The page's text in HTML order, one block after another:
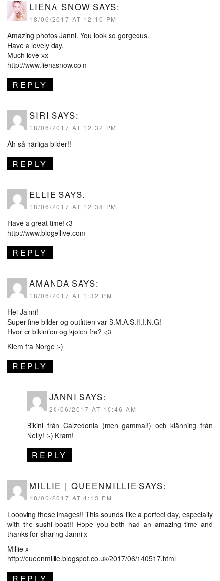
LIENA SNOW SAYS:
18/06/2017 AT 12:10 PM
Amazing photos Janni. You look so gorgeous.
Have a lovely day.
Much love xx
http://www.lienasnow.com
REPLY
SIRI SAYS:
18/06/2017 AT 12:32 PM
Åh så härliga bilder!!
REPLY
ELLIE SAYS:
18/06/2017 AT 12:38 PM
Have a great time!<3
http://www.blogellive.com
REPLY
AMANDA SAYS:
18/06/2017 AT 1:32 PM
Hei Janni!
Super fine bilder og outfitten var S.M.A.S.H.I.N.G!
Hvor er bikini’en og kjolen fra? <3
Klem fra Norge :-)
REPLY
JANNI SAYS:
20/06/2017 AT 10:46 AM
Bikini från Calzedonia (men gammal!) och klänning från
Nelly! :-) Kram!
REPLY
MILLIE | QUEENMILLIE SAYS:
18/06/2017 AT 4:13 PM
Loooving these images!! This sounds like a perfect day, especially
with the sushi boat!! Hope you both had an amazing time and
thanks for sharing Janni x
Millie x
http://queenmillie.blogspot.co.uk/2017/06/140517.html
REPLY